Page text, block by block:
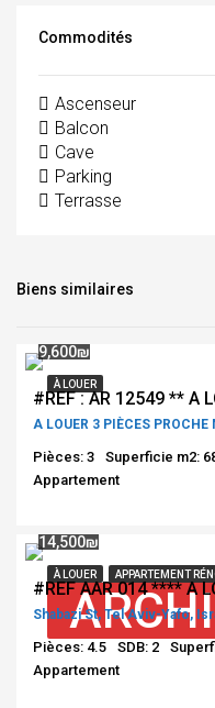
Commodités
Ascenseur
Balcon
Cave
Parking
Terrasse
Biens similaires
À LOUER
9,600₪
A LOUER 3 PIÈCES
Pièces: 3
Superficie m2:
Appartement
À LOUER APPARTEMENT
14,500₪
Shabazi St, Tel Aviv-Yafo,
Pièces: 4.5 SDB: 2
Appartement